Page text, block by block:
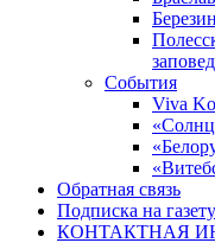
События
Viva
Обратная связь
Подписка на газету
КОНТАКТНАЯ